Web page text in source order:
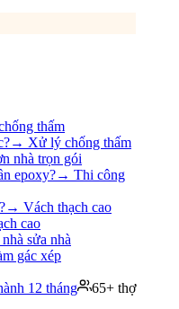
thấm
→ Xử lý chống thấm
nhà trọn gói
epoxy?→ Thi công
→ Vách thạch cao
cao
sửa nhà
gác xép
12 tháng
65+ thợ